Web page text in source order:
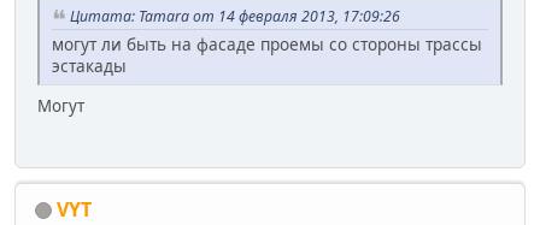
Цитата: Tamara от 14 февраля 2013, 17:09:26
могут ли быть на фасаде проемы со стороны трассы
эстакады
Могут
VYT